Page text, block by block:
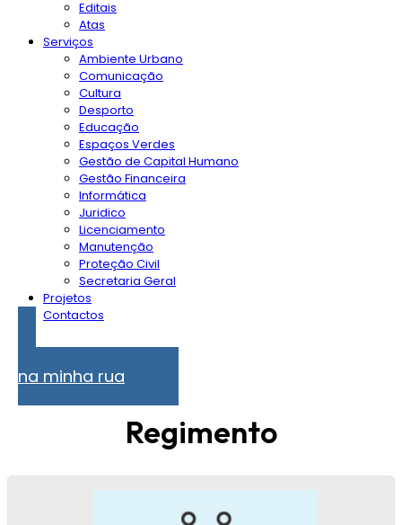
Editais
Atas
Serviços
Ambiente Urbano
Comunicação
Cultura
Desporto
Educação
Espaços Verdes
Gestão de Capital Humano
Gestão Financeira
Informática
Juridico
Licenciamento
Manutenção
Proteção Civil
Secretaria Geral
Projetos
Contactos
na minha rua
Regimento